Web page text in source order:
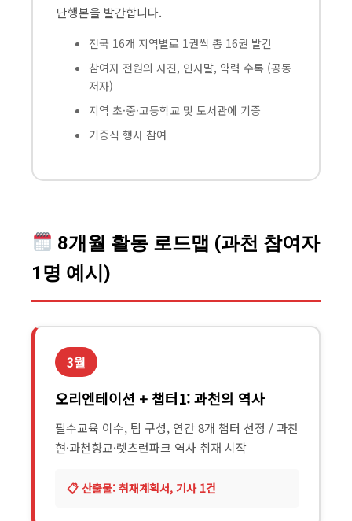
단행본을 발간합니다.
전국 16개 지역별로 1권씩 총 16권 발간
참여자 전원의 사진, 인사말, 약력 수록 (공동
저자)
지역 초·중·고등학교 및 도서관에 기증
기증식 행사 참여
8개월 활동 로드맵 (과천 참여자
1명 예시)
3월
오리엔테이션 + 챕터1: 과천의 역사
필수교육 이수, 팀 구성, 연간 8개 챕터 선정 / 과천
현·과천향교·렛츠런파크 역사 취재 시작
취재계획서, 기사 1건